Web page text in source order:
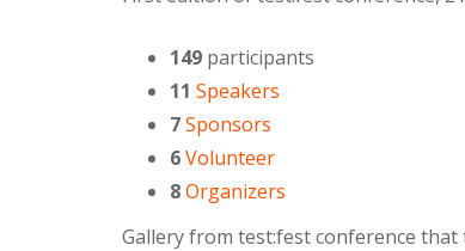
149 participants
11 Speakers
7Sponsors
6Volunteer
8Organizers
Gallery from test:fest conference that